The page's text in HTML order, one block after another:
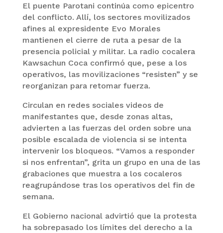
El puente Parotani continúa como epicentro
del conflicto. Allí, los sectores movilizados
afines al expresidente Evo Morales
mantienen el cierre de ruta a pesar de la
presencia policial y militar. La radio cocalera
Kawsachun Coca confirmó que, pese a los
operativos, las movilizaciones “resisten” y se
reorganizan para retomar fuerza.
Circulan en redes sociales videos de
manifestantes que, desde zonas altas,
advierten a las fuerzas del orden sobre una
posible escalada de violencia si se intenta
intervenir los bloqueos. “Vamos a responder
si nos enfrentan”, grita un grupo en una de las
grabaciones que muestra a los cocaleros
reagrupándose tras los operativos del fin de
semana.
El Gobierno nacional advirtió que la protesta
ha sobrepasado los límites del derecho a la